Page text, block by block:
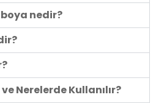
nedir?
Nerelerde Kullanılır?